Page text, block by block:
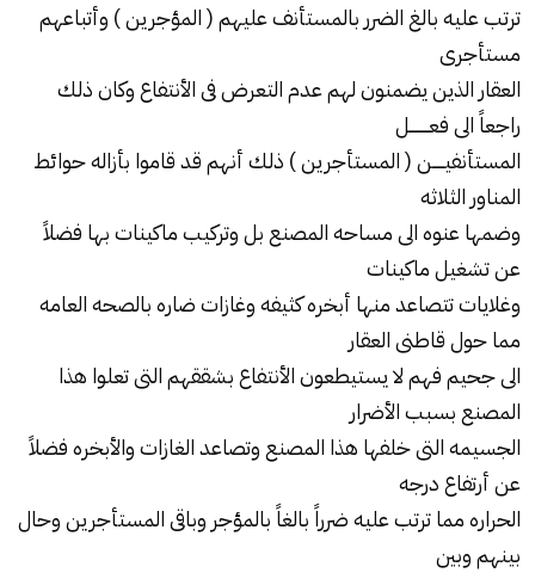
ترتب عليه بالغ الضرر بالمستأنف عليهم ( المؤجرين ) وأتباعهم
مستأجرى
العقار الذين يضمنون لهم عدم التعرض فى الأنتفاع وكان ذلك
راجعاً الى فعــــــــل
المستأنفيـــــن ( المستأجرين ) ذلك أنهم قد قاموا بأزاله حوائط
المناور الثلاثه
وضمها عنوه الى مساحه المصنع بل وتركيب ماكينات بها فضلاً
عن تشغيل ماكينات
وغلايات تتصاعد منها أبخره كثيفه وغازات ضاره بالصحه العامه
مما حول قاطنى العقار
الى جحيم فهم لا يستيطعون الأنتفاع بشققهم التى تعلوا هذا
المصنع بسبب الأضرار
الجسيمه التى خلفها هذا المصنع وتصاعد الغازات والأبخره فضلاً
عن أرتفاع درجه
الحراره مما ترتب عليه ضرراً بالغاً بالمؤجر وباقى المستأجرين وحال
بينهم وبين